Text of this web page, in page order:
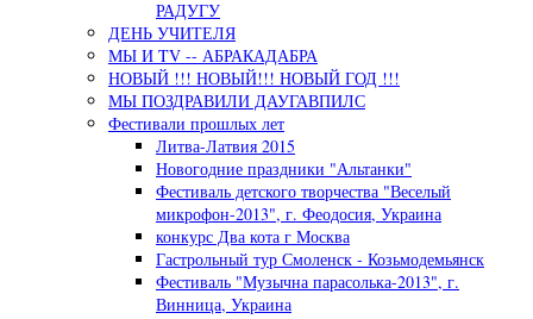
РАДУГУ
ДЕНЬ УЧИТЕЛЯ
МЫ И TV -- АБРАКАДАБРА
НОВЫЙ !!! НОВЫЙ!!! НОВЫЙ ГОД !!!
МЫ ПОЗДРАВИЛИ ДАУГАВПИЛС
Фестивали прошлых лет
Литва-Латвия 2015
Новогодние праздники "Альтанки"
Фестиваль детского творчества "Веселый
микрофон-2013", г. Феодосия, Украина
конкурс Два кота г Москва
Гастрольный тур Смоленск - Козьмодемьянск
Фестиваль "Музычна парасолька-2013", г.
Винница, Украина